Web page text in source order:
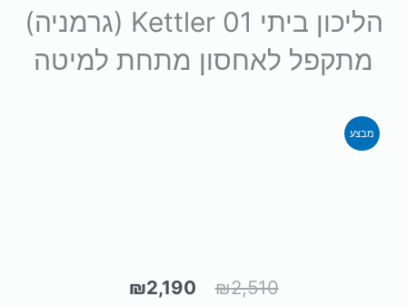
הליכון ביתי 01 Kettler (גרמניה)
מתקפל לאחסון מתחת למיטה
מבצע
₪2,510
המחיר₪2,190